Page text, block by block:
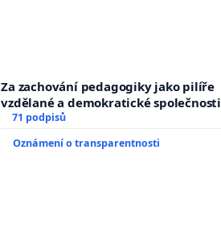
Za zachování pedagogiky jako pilíře
vzdělané a demokratické společnosti
71 podpisů
Oznámení o transparentnosti